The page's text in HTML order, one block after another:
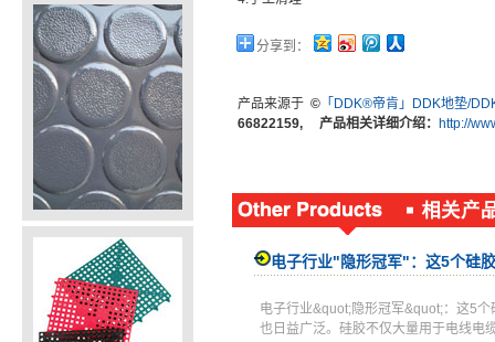
分享到：
产品来源于 © 「DDK®帝肯」DDK地垫/
66822159, 产品相关详细介绍：
http://
电子行业"隐形冠军"：这5个硅
电子行业&quot;隐形冠军&quot;：这5
也日益广泛。硅胶不仅大量用于电线电